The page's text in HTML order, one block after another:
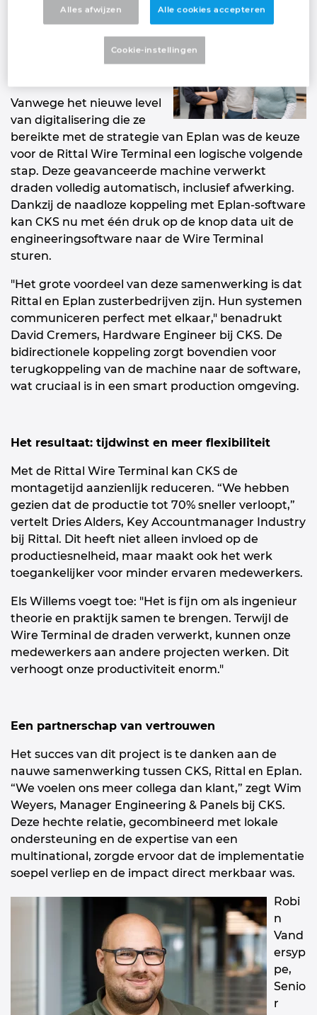
De oplossing: een unieke
Vanwege het nieuwe level
van digitalisering die ze
bereikte met de strategie van Eplan was de keuze
voor de Rittal Wire Terminal een logische volgende
stap. Deze geavanceerde machine verwerkt
draden volledig automatisch, inclusief afwerking.
Dankzij de naadloze koppeling met Eplan-software
kan CKS nu met één druk op de knop data uit de
engineeringsoftware naar de Wire Terminal
sturen.
"Het grote voordeel van deze samenwerking is dat
Rittal en Eplan zusterbedrijven zijn. Hun systemen
communiceren perfect met elkaar," benadrukt
David Cremers, Hardware Engineer bij CKS. De
bidirectionele koppeling zorgt bovendien voor
terugkoppeling van de machine naar de software,
wat cruciaal is in een smart production omgeving.
Het resultaat: tijdwinst en meer flexibiliteit
Met de Rittal Wire Terminal kan CKS de
montagetijd aanzienlijk reduceren. “We hebben
gezien dat de productie tot 70% sneller verloopt,”
vertelt Dries Alders, Key Accountmanager Industry
bij Rittal. Dit heeft niet alleen invloed op de
productiesnelheid, maar maakt ook het werk
toegankelijker voor minder ervaren medewerkers.
Els Willems voegt toe: "Het is fijn om als ingenieur
theorie en praktijk samen te brengen. Terwijl de
Wire Terminal de draden verwerkt, kunnen onze
medewerkers aan andere projecten werken. Dit
verhoogt onze productiviteit enorm."
Een partnerschap van vertrouwen
Het succes van dit project is te danken aan de
nauwe samenwerking tussen CKS, Rittal en Eplan.
“We voelen ons meer collega dan klant,” zegt Wim
Weyers, Manager Engineering & Panels bij CKS.
Deze hechte relatie, gecombineerd met lokale
ondersteuning en de expertise van een
multinational, zorgde ervoor dat de implementatie
soepel verliep en de impact direct merkbaar was.
Robi
n
Vand
ersyp
pe,
Senio
r
Alles afwijzen Alle cookies accepteren
Cookie-instellingen